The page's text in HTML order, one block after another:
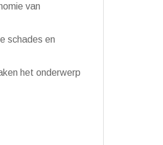
van
schades en
het onderwerp